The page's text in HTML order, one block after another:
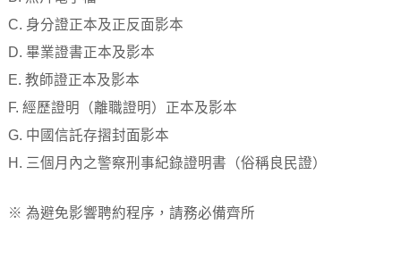
C. 身分證正本及正反面影本
D. 畢業證書正本及影本
E. 教師證正本及影本
F. 經歷證明（離職證明）正本及影本
G. 中國信託存摺封面影本
H. 三個月內之警察刑事紀錄證明書（俗稱良民證）
※ 為避免影響聘約程序，請務必備齊所